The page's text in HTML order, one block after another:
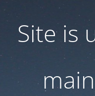
Site is